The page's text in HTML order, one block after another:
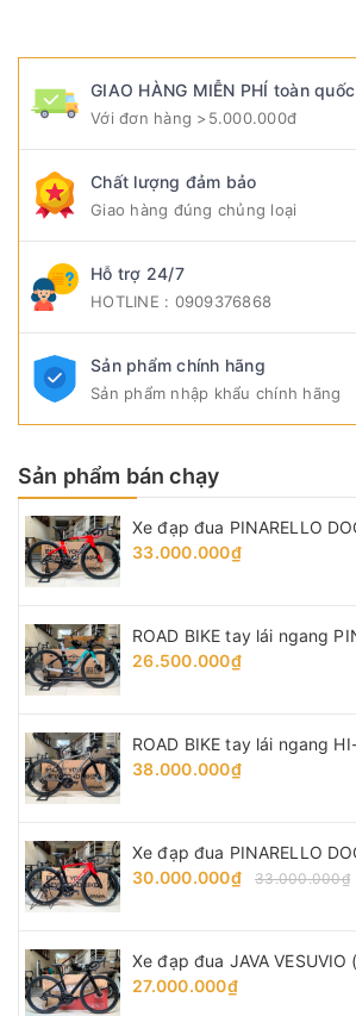
GIAO HÀNG MIỄN PHÍ toàn quốc
Với đơn hàng >5.000.000đ
Chất lượng đảm bảo
Giao hàng đúng chủng loại
Hỗ trợ 24/7
HOTLINE : 0909376868
Sản phẩm chính hãng
Sản phẩm nhập khẩu chính hãng
Sản phẩm bán chạy
33.000.000₫
26.500.000₫
38.000.000₫
30.000.000₫
33.000.000₫
27.000.000₫